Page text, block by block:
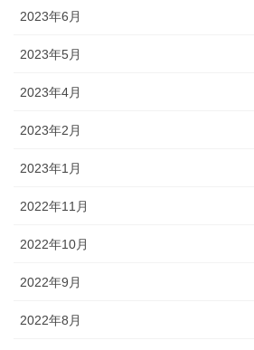
2023年6月
2023年5月
2023年4月
2023年2月
2023年1月
2022年11月
2022年10月
2022年9月
2022年8月